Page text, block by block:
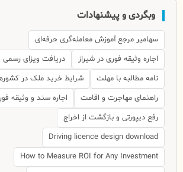
وبگردی و پیشنهادات
سهامیر مرجع آموزش معامله‌گری حرفه‌ای
اجاره وثیقه فوری در شیراز
دریافت ویزای رسمی
نامه مطالبه با مهلت
شرایط خرید ملک در
راهنمای مهاجرت و اقامت
اجاره سند و وثیقه
رفع دیپورتی و بازگشت از اخراج
Driving licence design download
How to Measure ROI for Any Investment